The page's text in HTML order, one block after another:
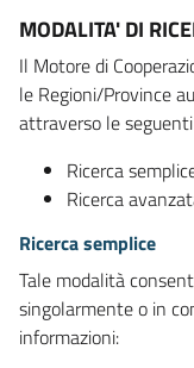
MODALITA' DI
Il Motore di
le Regioni/Province
attraverso le
Ricerca
Ricerca
Ricerca semplice
Tale modalità
singolarmente o in
informazioni: